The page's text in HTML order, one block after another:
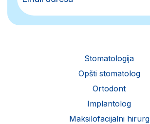
Stomatologija
Opšti stomatolog
Ortodont
Implantolog
Maksilofacijalni hirurg